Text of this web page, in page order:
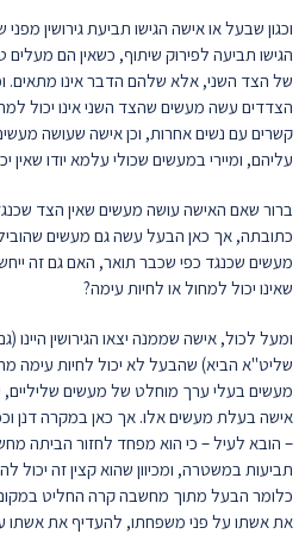
וכגון שבעל או אישה הגישו תביעת גירושין
הגישו תביעה לפירוק שיתוף, כשאין הם
של הצד השני, אלא שלהם הדבר אינו מתאים.
הצדדים עשה מעשים שהצד השני אינו יכול
קשרים עם נשים אחרות, וכן אישה שעושה
עליהם, ומיירי במעשים שכולי עלמא יודו שאין
ברור שאם האישה עושה מעשים שאין הצד
כתובתה, אך כאן הבעל עשה גם מעשים
מעשים שכנגד כפי שכבר תואר, האם גם זה
שאינו יכול למחול או לחיות עימה?
ומעל לכול, אישה שממנה יצאו הגירושין
שליט"א הביא) שהבעל לא יכול לחיות עימה
מעשים בעלי ערך מוחלט של מעשים
אישה בעלת מעשים אלו. אך כאן במקרה דנן
– הובא לעיל – כי הוא מפחד לחזור הביתה
תביעות במשטרה, ומכיוון שהוא קצין זה יכול
כלומר הבעל מתוך מחשבה קרה החליט
את אשתו על פני משפחתו, להעדיף את אשתו